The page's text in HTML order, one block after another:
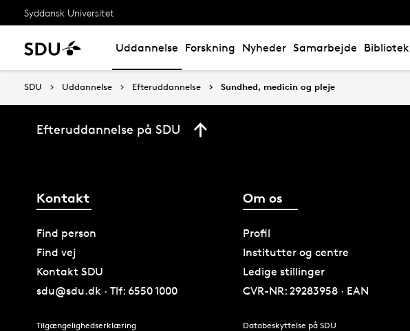
Syddansk Universitet
Uddannelse Forskning Nyheder Samarbejde Bibliotek
SDU Uddannelse Efteruddannelse Sundhed, medicin og pleje
Efteruddannelse på SDU
Kontakt
Find person
Find vej
Kontakt SDU
sdu@sdu.dk · Tlf: 6550 1000
Om os
Profil
Institutter og centre
Ledige stillinger
CVR-NR: 29283958 · EAN
Tilgængelighedserklæring Databeskyttelse på SDU